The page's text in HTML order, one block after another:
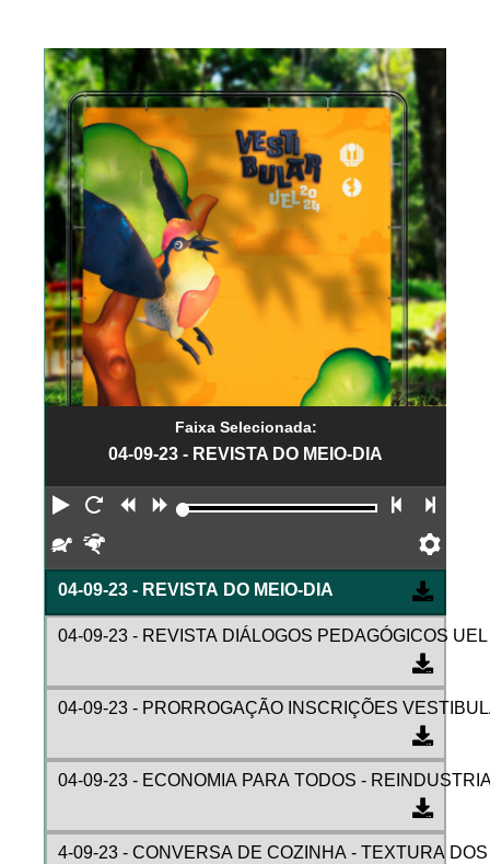
Faixa Selecionada:
04-09-23 - REVISTA DO MEIO-DIA
Reproduzir
Reiniciar
Retroceder
Avançar Faixa
Devagar
04-09-23 - REVISTA DO MEIO-DIA
04-09-23 - REVISTA DIÁLOGOS PEDAGÓGICOS UEL
04-09-23 - PRORROGAÇÃO INSCRIÇÕES
04-09-23 - ECONOMIA PARA TODOS -
4-09-23 - CONVERSA DE COZINHA - TEXTURA